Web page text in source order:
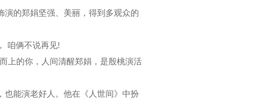
演的郑娟坚强、美丽，得到多观众的
咱俩不说再见!
上的你，人间清醒郑娟，是殷桃演活
也能演老好人。他在《人世间》中扮